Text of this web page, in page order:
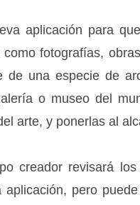
aplicación para
fotografías,
de una especie de
o museo del
arte, y ponerlas al
creador revisará
aplicación, pero